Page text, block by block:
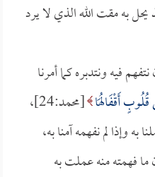
يحل به مقت الله الذي لا يرد
فيه ونتدبره كما أمرنا
أَقْفَالُهَا
[محمد:24]،
وإذا لم نفهمه آمنا به،
ما فهمته منه عملت به